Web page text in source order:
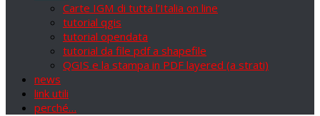
Carte IGM di tutta l’Italia on line
tutorial qgis
tutorial opendata
tutorial da file pdf a shapefile
QGIS e la stampa in PDF layered (a strati)
news
link utili
perché…